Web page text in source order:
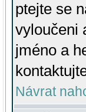
ptejte se
vyloučeni
jméno a
Návrat